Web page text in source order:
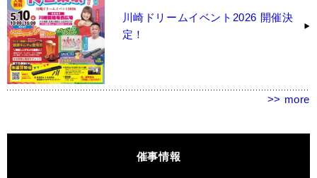
川崎ドリームイベント2026 開催決
定！
>> more
催事情報